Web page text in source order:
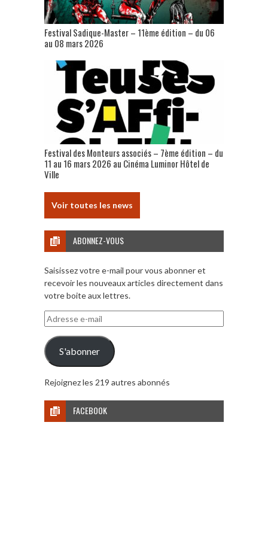
Festival Sadique-Master – 11ème édition – du 06
au 08 mars 2026
Festival des Monteurs associés – 7ème édition – du
11 au 16 mars 2026 au Cinéma Luminor Hôtel de
Ville
Voir toutes les news
ABONNEZ-VOUS
Saisissez votre e-mail pour vous abonner et
recevoir les nouveaux articles directement dans
votre boite aux lettres.
Adresse
e-
mail
S'abonner
Rejoignez les 219 autres abonnés
FACEBOOK